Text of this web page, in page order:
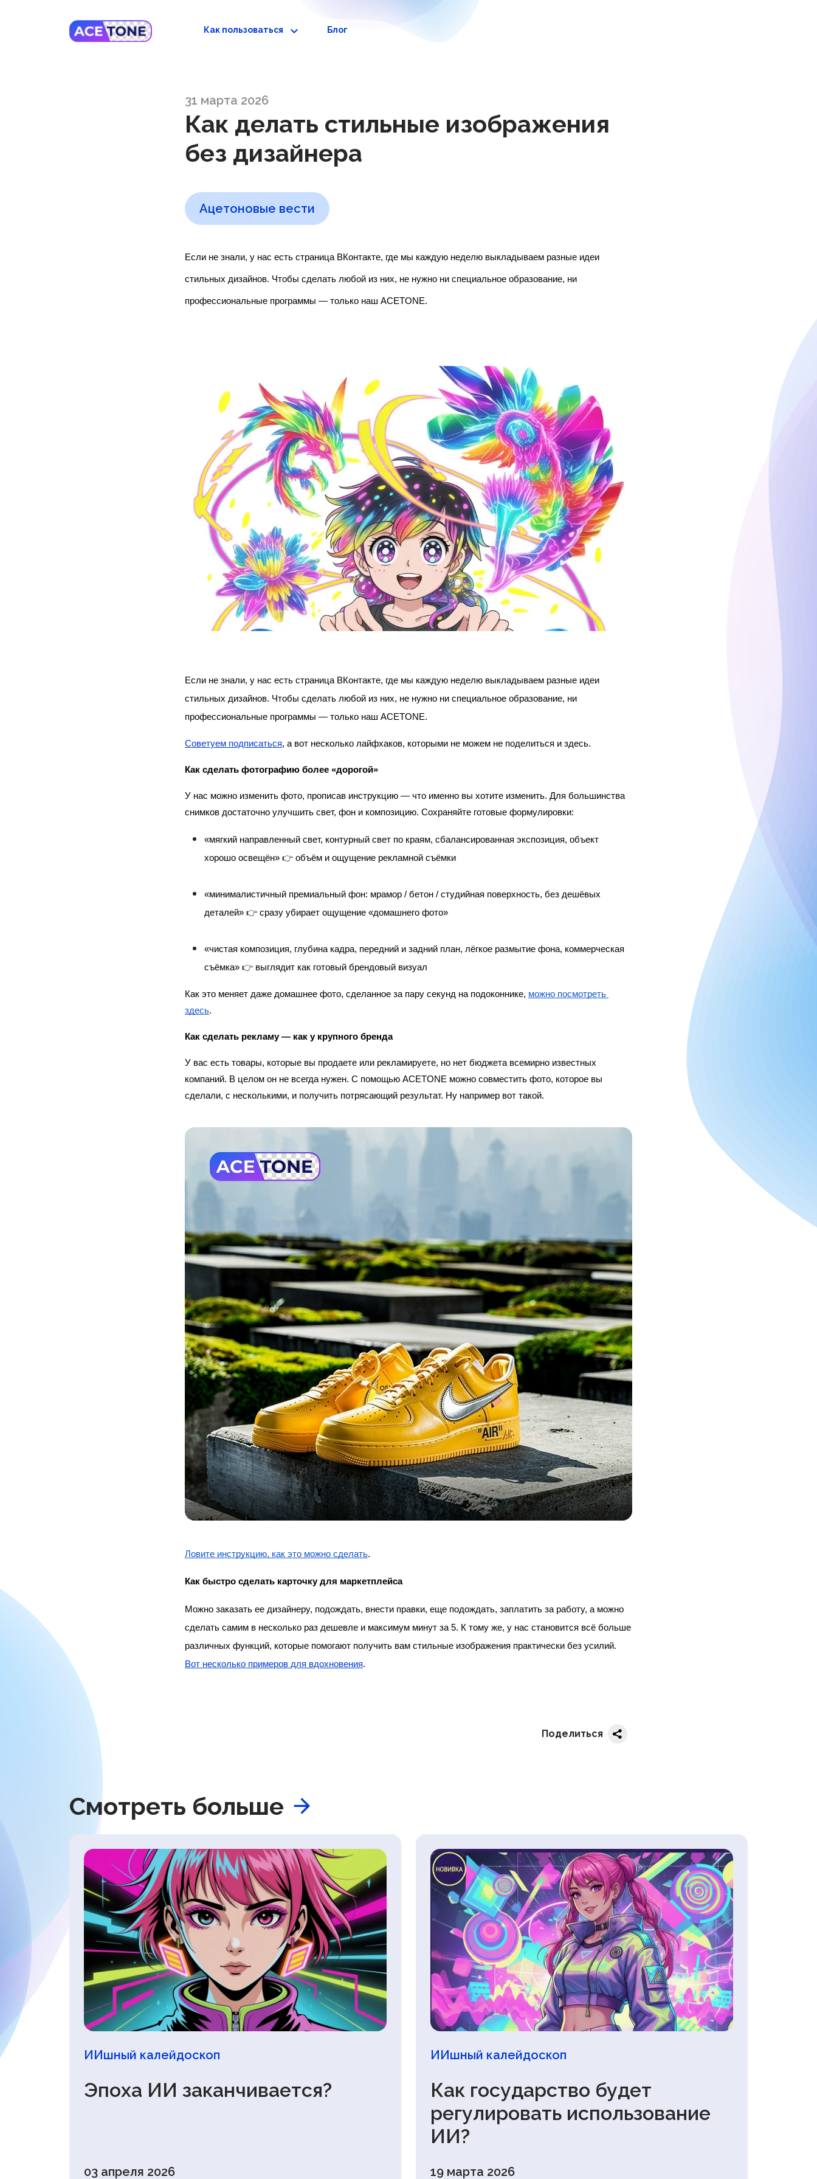
Как пользоваться Блог
31 марта 2026
Как делать стильные изображения
без дизайнера
Ацетоновые вести
Если не знали, у нас есть страница ВКонтакте, где мы каждую неделю выкладываем разные идеи
стильных дизайнов. Чтобы сделать любой из них, не нужно ни специальное образование, ни
профессиональные программы — только наш ACETONE.
Если не знали, у нас есть страница ВКонтакте, где мы каждую неделю выкладываем разные идеи
стильных дизайнов. Чтобы сделать любой из них, не нужно ни специальное образование, ни
профессиональные программы — только наш ACETONE.
Советуем подписаться, а вот несколько лайфхаков, которыми не можем не поделиться и здесь.
Как сделать фотографию более «дорогой»
У нас можно изменить фото, прописав инструкцию — что именно вы хотите изменить. Для большинства
снимков достаточно улучшить свет, фон и композицию. Сохраняйте готовые формулировки:
«мягкий направленный свет, контурный свет по краям, сбалансированная экспозиция, объект
хорошо освещён» 👉 объём и ощущение рекламной съёмки
«минималистичный премиальный фон: мрамор / бетон / студийная поверхность, без дешёвых
деталей» 👉 сразу убирает ощущение «домашнего фото»
«чистая композиция, глубина кадра, передний и задний план, лёгкое размытие фона, коммерческая
съёмка» 👉 выглядит как готовый брендовый визуал
Как это меняет даже домашнее фото, сделанное за пару секунд на подоконнике, можно посмотреть
здесь.
Как сделать рекламу — как у крупного бренда
У вас есть товары, которые вы продаете или рекламируете, но нет бюджета всемирно известных
компаний. В целом он не всегда нужен. С помощью ACETONE можно совместить фото, которое вы
сделали, с несколькими, и получить потрясающий результат. Ну например вот такой.
Ловите инструкцию, как это можно сделать.
Как быстро сделать карточку для маркетплейса
Можно заказать ее дизайнеру, подождать, внести правки, еще подождать, заплатить за работу, а можно
сделать самим в несколько раз дешевле и максимум минут за 5. К тому же, у нас становится всё больше
Вот несколько примеров для вдохновения.
Поделиться
Смотреть больше
ИИшный калейдоскоп
Эпоха ИИ заканчивается?
03 апреля 2026
ИИшный калейдоскоп
Как государство будет
регулировать использование
ИИ?
19 марта 2026